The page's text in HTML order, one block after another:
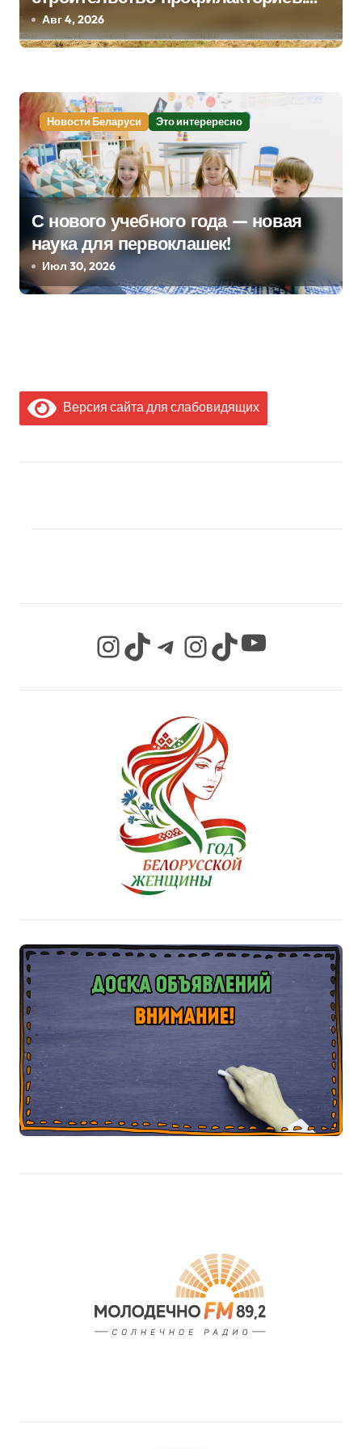
мЛукашенко заслушал доклад главы
Минсельхозпрода
Авг 4, 2026
Новости Беларуси Это интерересно
С нового учебного года — новая
наука для первоклашек!
Июл 30, 2026
Версия сайта для слабовидящих
InstagramTikTok Telegram InstagramTikTok YouTube